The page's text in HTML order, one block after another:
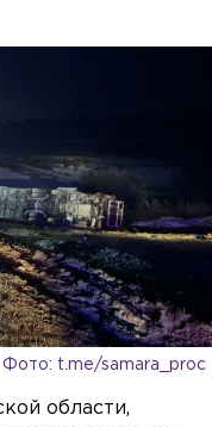
Фото: t.me/samara_proc
области,